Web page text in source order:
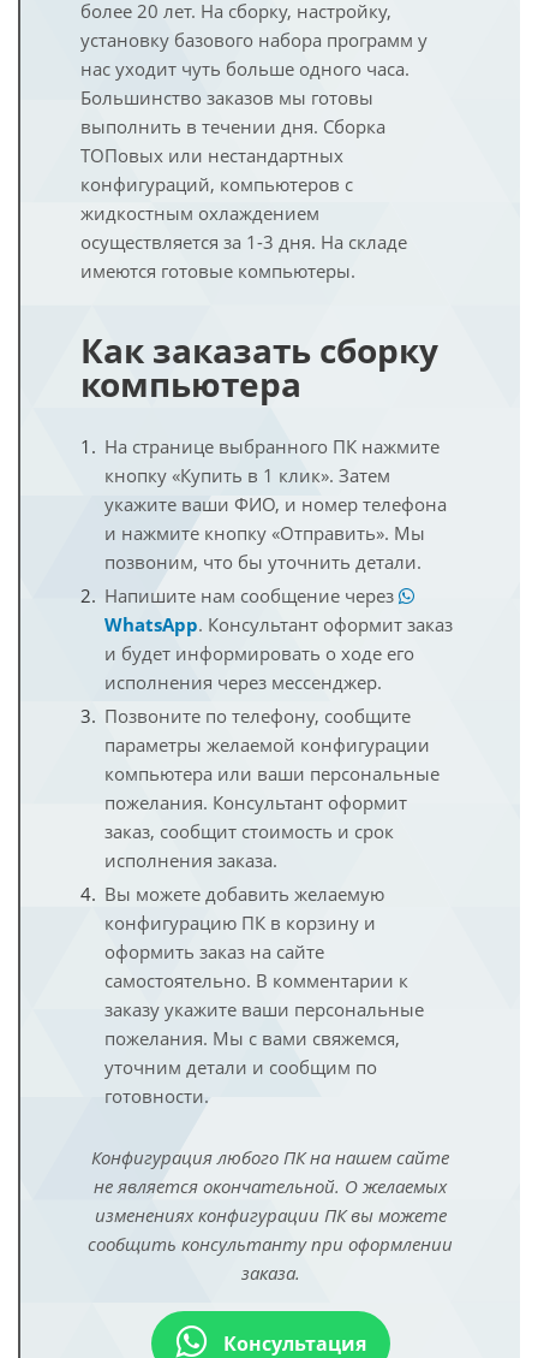
более 20 лет. На сборку, настройку,
установку базового набора программ у
нас уходит чуть больше одного часа.
Большинство заказов мы готовы
выполнить в течении дня. Сборка
ТОПовых или нестандартных
конфигураций, компьютеров с
жидкостным охлаждением
осуществляется за 1-3 дня. На складе
имеются готовые компьютеры.
Как заказать сборку
компьютера
На странице выбранного ПК нажмите
кнопку «Купить в 1 клик». Затем
укажите ваши ФИО, и номер телефона
и нажмите кнопку «Отправить». Мы
позвоним, что бы уточнить детали.
Напишите нам сообщение через
WhatsApp. Консультант оформит заказ
и будет информировать о ходе его
исполнения через мессенджер.
Позвоните по телефону, сообщите
параметры желаемой конфигурации
компьютера или ваши персональные
пожелания. Консультант оформит
заказ, сообщит стоимость и срок
исполнения заказа.
Вы можете добавить желаемую
конфигурацию ПК в корзину и
оформить заказ на сайте
самостоятельно. В комментарии к
заказу укажите ваши персональные
пожелания. Мы с вами свяжемся,
уточним детали и сообщим по
готовности.
Конфигурация любого ПК на нашем сайте
не является окончательной. О желаемых
изменениях конфигурации ПК вы можете
сообщить консультанту при оформлении
заказа.
Консультация